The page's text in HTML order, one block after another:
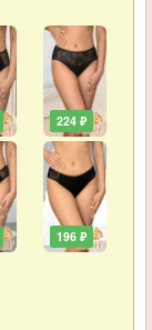
224 ₽
196 ₽